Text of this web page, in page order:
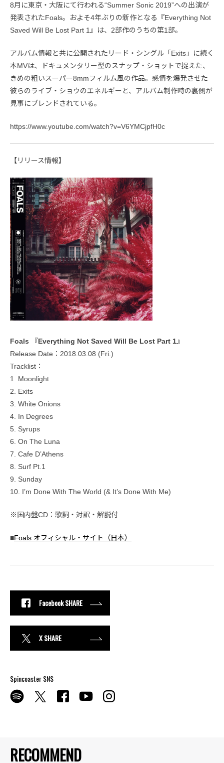
RECOMMEND
8月に東京・大阪にて行われる“Summer Sonic 2019”への出演が
発表されたFoals。およそ4年ぶりの新作となる『Everything Not
Saved Will Be Lost Part 1』は、2部作のうちの第1部。
アルバム情報と共に公開されたリード・シングル「Exits」に続く
本MVは、ドキュメンタリー型のスナップ・ショットで捉えた、
きめの粗いスーパー8mmフィルム風の作品。感情を爆発させた
彼らのライブ・ショウのエネルギーと、アルバム制作時の裏側が
見事にブレンドされている。
https://www.youtube.com/watch?v=V6YMCjpfH0c
【リリース情報】
Foals 『Everything Not Saved Will Be Lost Part 1』
Release Date：2018.03.08 (Fri.)
Tracklist：
1. Moonlight
2. Exits
3. White Onions
4. In Degrees
5. Syrups
6. On The Luna
7. Cafe D’Athens
8. Surf Pt.1
9. Sunday
10. I’m Done With The World (& It’s Done With Me)
※国内盤CD：歌詞・対訳・解説付
■Foals オフィシャル・サイト（日本）
Facebook SHARE
X SHARE
Spincoaster SNS